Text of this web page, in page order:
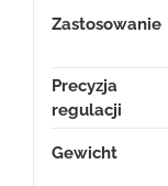
Zastosowanie
Precyzja
regulacji
Gewicht